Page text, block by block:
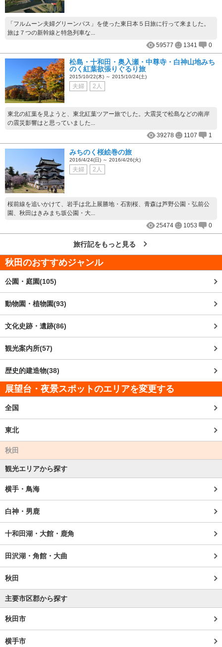
「フルムーン夫婦グリーンパス」を使った東日本５日旅に行って来ました。
旅は７つの新幹線と特急列車な...
59577
1341 0
松島・十和田・奥入瀬・中尊寺・白神山地みち
のく紅葉欲張りぐるり旅
2015/10/22(木) ～ 2015/10/24(土)
夫婦 2人
東北の紅葉を見ようと、東北紅葉ツアー旅でした。大震災で松島などの南岸
の震災影響はと思っていました...
39278
1107 1
みちのく桜絵巻の旅
2016/4/24(日) ～ 2016/4/26(火)
夫婦 2人
桜前線を追いかけて、岩手は北上展勝地・石割桜、青森は芦野公園・弘前公
園、秋田はきみまち坂公園・大...
25474
1053 0
旅行記をもっと見る
秋田 のおすすめジャンル
公園・庭園(105)
動物園・植物園(93)
文化史跡・遺跡(86)
観光案内所(57)
歴史的建造物(38)
展望台・夜景スポットのエリアを変更する
全国
東北
秋田
観光エリアから探す
横手・鳥海
白神・男鹿
十和田湖・大館・鹿角
田沢湖・角館・大曲
秋田
主要市区郡から探す
秋田市
横手市